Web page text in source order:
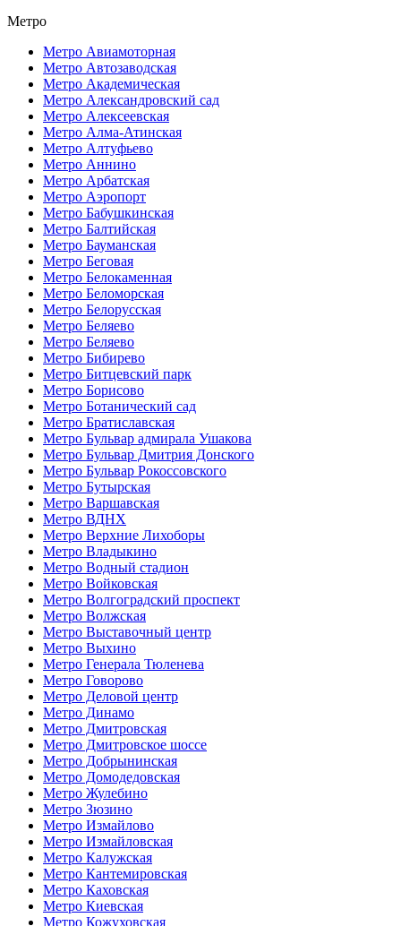
Метро
Метро Авиамоторная
Метро Автозаводская
Метро Академическая
Метро Александровский сад
Метро Алексеевская
Метро Алма-Атинская
Метро Алтуфьево
Метро Аннино
Метро Арбатская
Метро Аэропорт
Метро Бабушкинская
Метро Балтийская
Метро Бауманская
Метро Беговая
Метро Белокаменная
Метро Беломорская
Метро Белорусская
Метро Беляево
Метро Беляево
Метро Бибирево
Метро Битцевский парк
Метро Борисово
Метро Ботанический сад
Метро Братиславская
Метро Бульвар адмирала Ушакова
Метро Бульвар Дмитрия Донского
Метро Бульвар Рокоссовского
Метро Бутырская
Метро Варшавская
Метро ВДНХ
Метро Верхние Лихоборы
Метро Владыкино
Метро Водный стадион
Метро Войковская
Метро Волгоградский проспект
Метро Волжская
Метро Выставочный центр
Метро Выхино
Метро Генерала Тюленева
Метро Говорово
Метро Деловой центр
Метро Динамо
Метро Дмитровская
Метро Дмитровское шоссе
Метро Добрынинская
Метро Домодедовская
Метро Жулебино
Метро Зюзино
Метро Измайлово
Метро Измайловская
Метро Калужская
Метро Кантемировская
Метро Каховская
Метро Киевская
Метро Кожуховская